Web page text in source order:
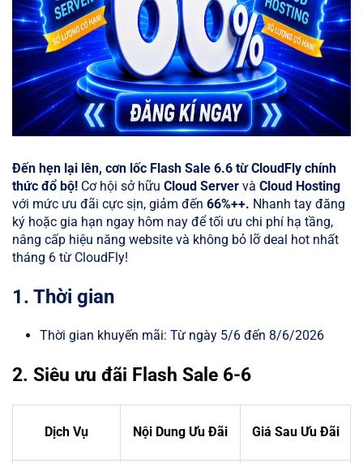
Đến hẹn lại lên, cơn lốc Flash Sale 6.6 từ CloudFly chính
thức đổ bộ! Cơ hội sở hữu Cloud Server và Cloud Hosting
với mức ưu đãi cực sịn, giảm đến 66%++. Nhanh tay đăng
ký hoặc gia hạn ngay hôm nay để tối ưu chi phí hạ tầng,
nâng cấp hiệu năng website và không bỏ lỡ deal hot nhất
tháng 6 từ CloudFly!
1. Thời gian
Thời gian khuyến mãi: Từ ngày 5/6 đến 8/6/2026
2. Siêu ưu đãi Flash Sale 6-6
Dịch Vụ Nội Dung Ưu Đãi Giá Sau Ưu Đãi